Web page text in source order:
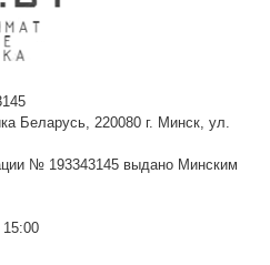
Беларусь, 220080 г. Минск, ул.
№ 193343145 выдано Минским
15:00